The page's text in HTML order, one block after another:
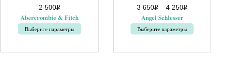
2 500Р
УБ.
Abercrombie & Fitch
Выберите параметры
товар
3 650Р
УБ.
– 4 250Р
650руб.
250руб.
Angel Schlesser
Выберите параметры
товар